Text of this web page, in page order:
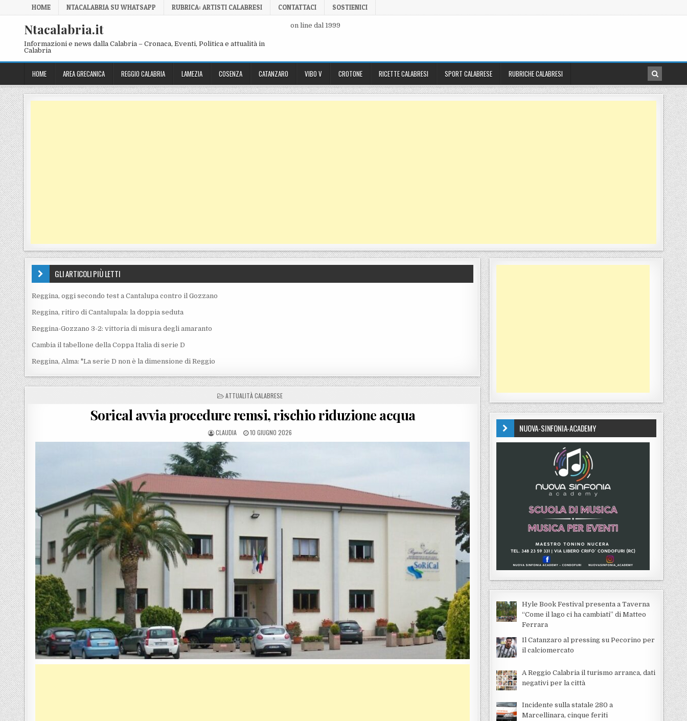
Skip to content
HOME NTACALABRIA SU WHATSAPP RUBRICA: ARTISTI CALABRESI CONTATTACI SOSTIENICI
Ntacalabria.it
Informazioni e news dalla Calabria – Cronaca, Eventi, Politica e attualità in
Calabria
on line dal 1999
HOME AREA GRECANICA REGGIO CALABRIA LAMEZIA COSENZA CATANZARO VIBO V CROTONE RICETTE CALABRESI SPORT CALABRESE RUBRICHE CALABRESI
GLI ARTICOLI PIÙ LETTI
Reggina, oggi secondo test a Cantalupa contro il Gozzano
Reggina, ritiro di Cantalupala: la doppia seduta
Reggina-Gozzano 3-2: vittoria di misura degli amaranto
Cambia il tabellone della Coppa Italia di serie D
Reggina, Alma: "La serie D non è la dimensione di Reggio
POSTED IN
ATTUALITÀ CALABRESE
Sorical avvia procedure remsi, rischio riduzione acqua
POSTED BY
CLAUDIA POSTED ON
10 GIUGNO 2026 NUOVA-SINFONIA-ACADEMY
Hyle Book Festival presenta a Taverna
“Come il lago ci ha cambiati” di Matteo
Ferrara
Il Catanzaro al pressing su Pecorino per
il calciomercato
A Reggio Calabria il turismo arranca, dati
negativi per la città
Incidente sulla statale 280 a
Marcellinara, cinque feriti